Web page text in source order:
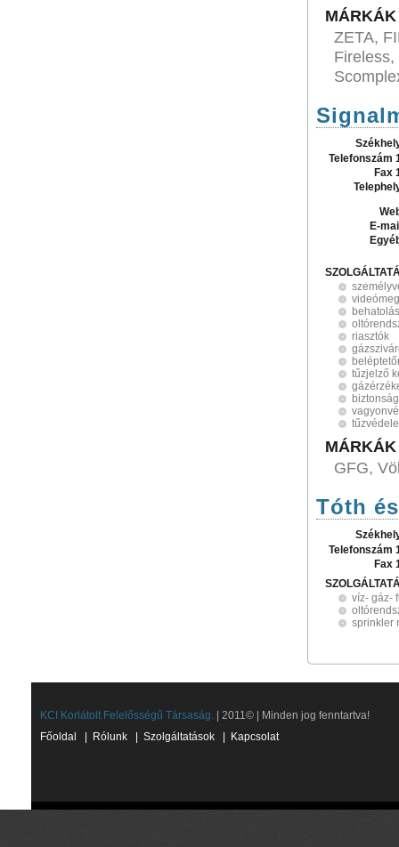
MÁRKÁK
ZETA,
Telefonszám
Fax
E-
riasztók
tűzjelző
MÁRKÁK
GFG,
Tóth
Telefonszám
Fax
víz- gáz-
sprinkler
KCI Korlátolt Felelősségű Társaság. | 2011© | Minden jog fenntartva!
Főoldal
Rólunk Szolgáltatások Kapcsolat